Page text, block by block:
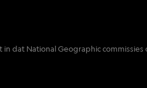
National Geographic